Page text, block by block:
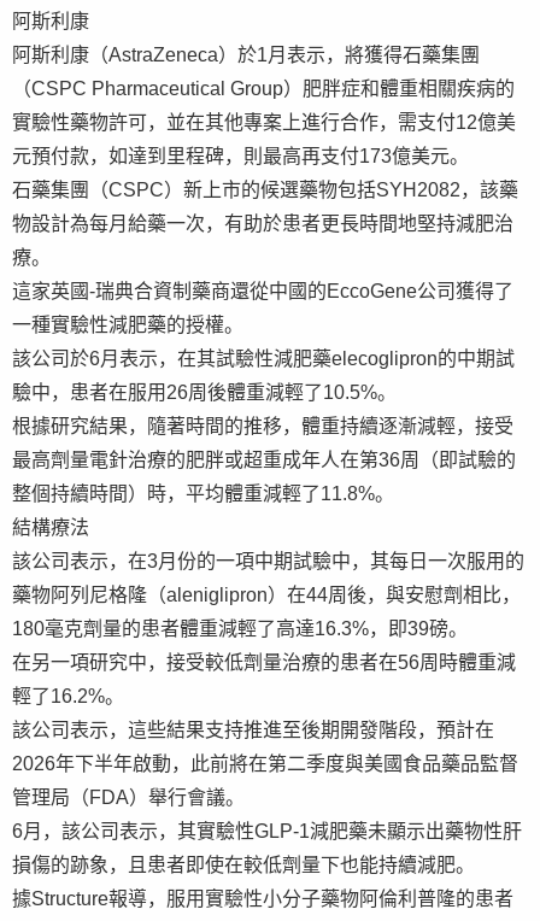
阿斯利康
阿斯利康（AstraZeneca）於1月表示，將獲得石藥集團
（CSPC Pharmaceutical Group）肥胖症和體重相關疾病的
實驗性藥物許可，並在其他專案上進行合作，需支付12億美
元預付款，如達到里程碑，則最高再支付173億美元。
石藥集團（CSPC）新上市的候選藥物包括SYH2082，該藥
物設計為每月給藥一次，有助於患者更長時間地堅持減肥治
療。
這家英國-瑞典合資制藥商還從中國的EccoGene公司獲得了
一種實驗性減肥藥的授權。
該公司於6月表示，在其試驗性減肥藥elecoglipron的中期試
驗中，患者在服用26周後體重減輕了10.5%。
根據研究結果，隨著時間的推移，體重持續逐漸減輕，接受
最高劑量電針治療的肥胖或超重成年人在第36周（即試驗的
整個持續時間）時，平均體重減輕了11.8%。
結構療法
該公司表示，在3月份的一項中期試驗中，其每日一次服用的
藥物阿列尼格隆（aleniglipron）在44周後，與安慰劑相比，
180毫克劑量的患者體重減輕了高達16.3%，即39磅。
在另一項研究中，接受較低劑量治療的患者在56周時體重減
輕了16.2%。
該公司表示，這些結果支持推進至後期開發階段，預計在
2026年下半年啟動，此前將在第二季度與美國食品藥品監督
管理局（FDA）舉行會議。
6月，該公司表示，其實驗性GLP-1減肥藥未顯示出藥物性肝
損傷的跡象，且患者即使在較低劑量下也能持續減肥。
據Structure報導，服用實驗性小分子藥物阿倫利普隆的患者